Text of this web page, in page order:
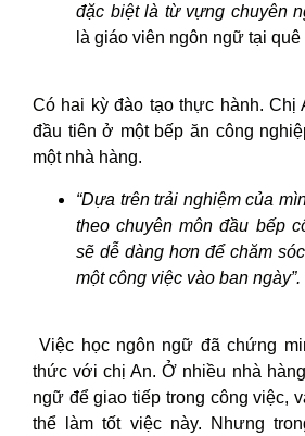
đặc biệt là từ vựng chuyên
là giáo viên ngôn ngữ tại quê
Có hai kỳ đào tạo thực hành. Chị
đầu tiên ở một bếp ăn công
một nhà hàng.
“Dựa trên trải nghiệm của
theo chuyên môn đầu bếp
sẽ dễ dàng hơn để chăm
một công việc vào ban ngày”.
Việc học ngôn ngữ đã chứng
thức với chị An. Ở nhiều nhà
ngữ để giao tiếp trong công việc,
thể làm tốt việc này. Nhưng